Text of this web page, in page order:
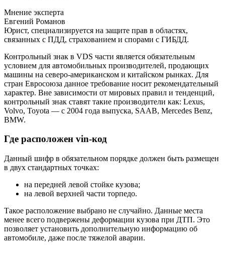
Мнение эксперта
Евгений Романов
Юрист, специализируется на защите прав в областях,
связанных с ПДД, страхованием и спорами с ГИБДД.
Контрольный знак в VDS части является обязательным
условием для автомобильных производителей, продающих
машины на северо-американском и китайском рынках. Для
стран Евросоюза данное требование носит рекомендательный
характер. Вне зависимости от мировых правил и тенденций,
контрольный знак ставят такие производители как: Lexus,
Volvo, Toyota — с 2004 года выпуска, SAAB, Mercedes Benz,
BMW.
Где расположен vin-код
Данный шифр в обязательном порядке должен быть размещен
в двух стандартных точках:
на передней левой стойке кузова;
на левой верхней части торпедо.
Такое расположение выбрано не случайно. Данные места
менее всего подвержены деформации кузова при ДТП. Это
позволяет установить дополнительную информацию об
автомобиле, даже после тяжелой аварии.